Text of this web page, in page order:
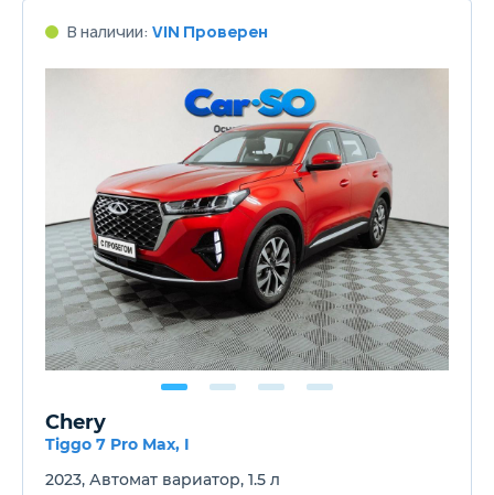
В наличии: VIN Проверен
Chery
Tiggo 7 Pro Max, I
2023, Автомат вариатор, 1.5 л